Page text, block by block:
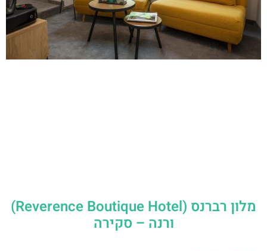
מלון רברנס (Reverence Boutique Hotel)
ורנה – סקירה